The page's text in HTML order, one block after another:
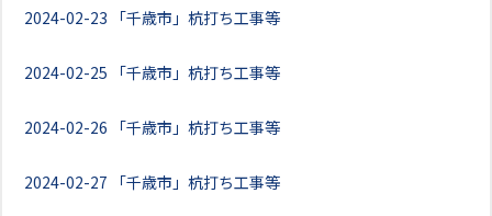
2024-02-23 「千歳市」杭打ち工事等
2024-02-25 「千歳市」杭打ち工事等
2024-02-26 「千歳市」杭打ち工事等
2024-02-27 「千歳市」杭打ち工事等